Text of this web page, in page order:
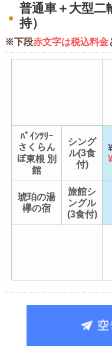
普通車＋大型二
持）
※下段赤文字は税込料金
ﾊﾟｲﾝﾂﾘｰ
さくらん
ぼ東根 別
館
シング
ル(3食
付)
琥珀の湯
欅の宿
旅館シ
ングル
(3食付)